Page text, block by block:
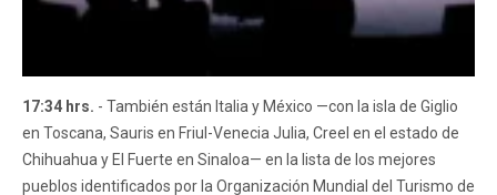
17:34 hrs. - También están Italia y México —con la isla de Giglio
en Toscana, Sauris en Friul-Venecia Julia​, Creel en el estado de
Chihuahua y El Fuerte en Sinaloa— en la lista de los mejores
pueblos identificados por la Organización Mundial del Turismo de